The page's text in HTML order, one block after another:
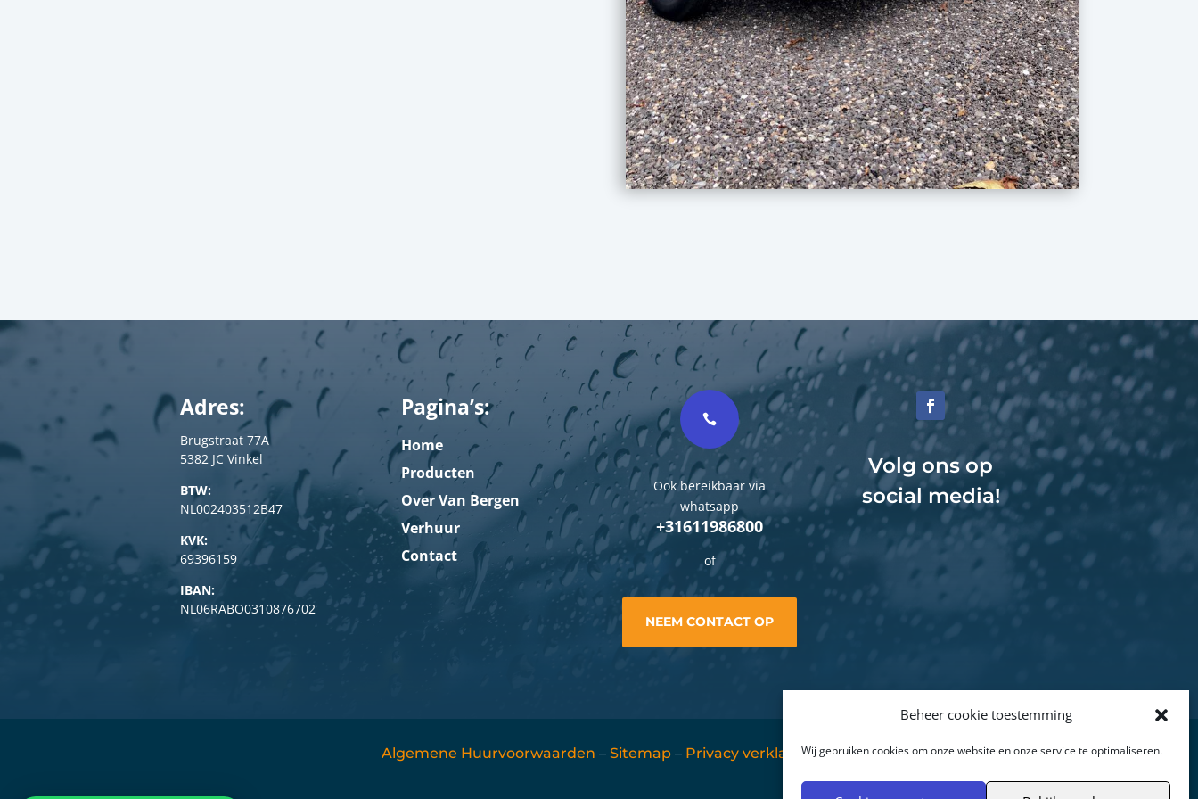
Beheer cookie toestemming
Wij gebruiken cookies om onze website en onze service te optimaliseren.
Adres:
Brugstraat 77A
5382 JC Vinkel
BTW:
NL002403512B47
KVK:
69396159
IBAN:
NL06RABO0310876702
Pagina’s:
Home
Producten
Over Van Bergen
Verhuur
Contact

Ook bereikbaar via
whatsapp
+31611986800
of
NEEM CONTACT OP
Volg ons op
social media!
Algemene Huurvoorwaarden – Sitemap – Privacy verklaring